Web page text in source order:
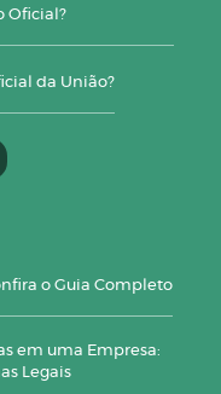
Oficial?
da União?
o Guia Completo
em uma Empresa:
Legais